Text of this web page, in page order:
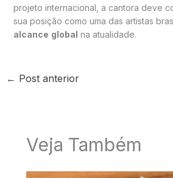
projeto internacional, a cantora deve
sua posição como uma das artistas
alcance global na atualidade.
← Post anterior
Veja Também